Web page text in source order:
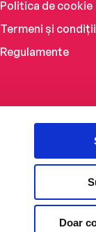
Doar
Politica de cookie
Termeni și condiții
Regulamente